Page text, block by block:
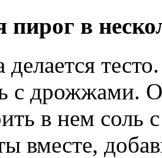
пирог в
делается
с дрожжами.
в нем соль
вместе,